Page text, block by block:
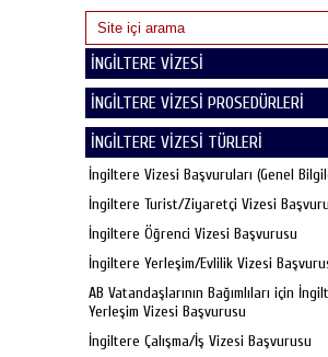
İNGİLTERE VİZESİ
İNGİLTERE VİZESİ PROSEDÜRLERİ
İNGİLTERE VİZESİ TÜRLERİ
İngiltere Vizesi Başvuruları (Genel
İngiltere Turist/Ziyaretçi Vizesi
İngiltere Öğrenci Vizesi Başvurusu
İngiltere Yerleşim/Evlilik Vizesi
AB Vatandaşlarının Bağımlıları için
Yerleşim Vizesi Başvurusu
İngiltere Çalışma/İş Vizesi Başvurusu